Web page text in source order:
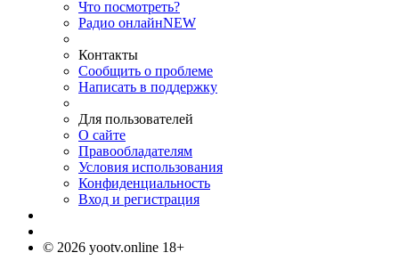
Что посмотреть?
Радио онлайнNEW
Контакты
Сообщить о проблеме
Написать в поддержку
Для пользователей
О сайте
Правообладателям
Условия использования
Конфиденциальность
Вход и регистрация
© 2026 yootv.online 18+